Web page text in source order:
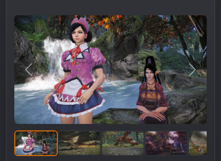
Предыдущее изображение